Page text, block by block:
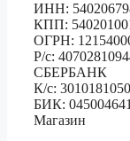
ИНН:
КПП:
ОГРН:
Р/с:
СБЕРБАНК
К/с:
БИК: 045004641
Магазин